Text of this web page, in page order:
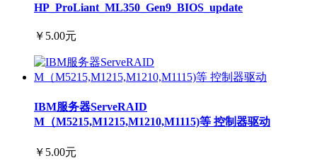
HP_ProLiant_ML350_Gen9_BIOS_update
￥5.00元
IBM服务器ServeRAID
M（M5215,M1215,M1210,M1115)等 控制器驱动
￥5.00元